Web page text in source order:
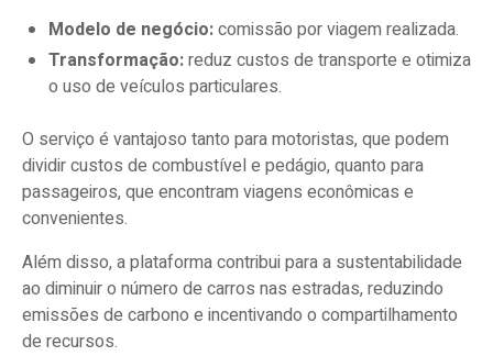
Modelo de negócio:comissão por viagem realizada.
Transformação:reduz custos de transporte e otimiza
o uso de veículos particulares.
O serviço é vantajoso tanto para motoristas, que podem
dividir custos de combustível e pedágio, quanto para
passageiros, que encontram viagens econômicas e
convenientes.
Além disso, a plataforma contribui para a sustentabilidade
ao diminuir o número de carros nas estradas, reduzindo
emissões de carbono e incentivando o compartilhamento
de recursos.